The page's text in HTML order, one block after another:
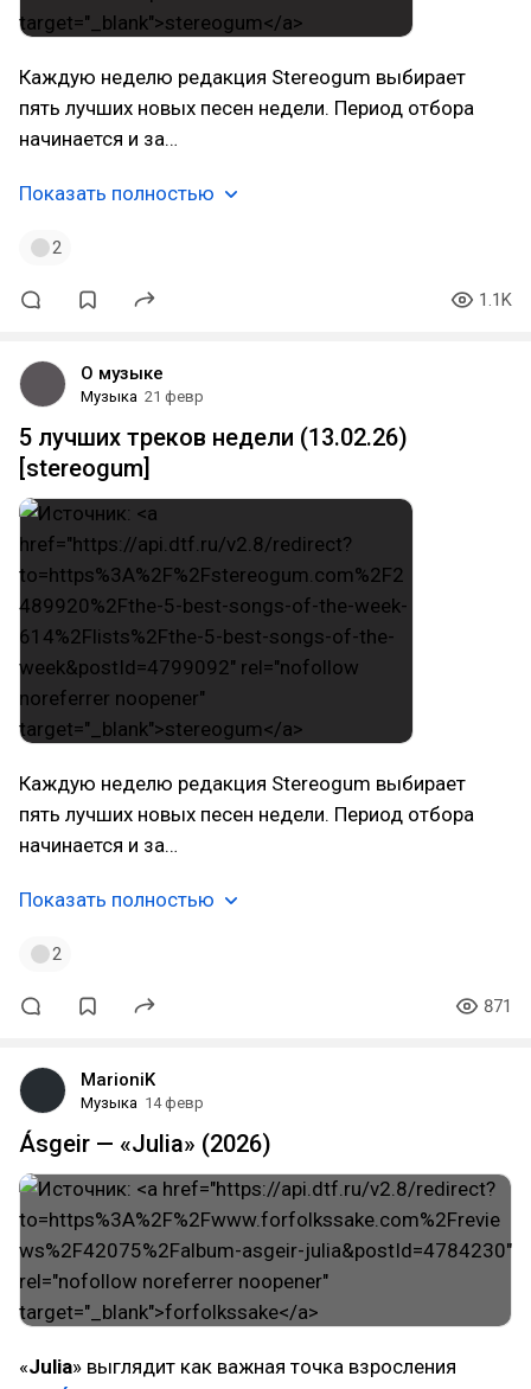
Каждую неделю редакция Stereogum выбирает
пять лучших новых песен недели. Период отбора
начинается и за…
Показать полностью
2
1.1K
О музыке
Музыка 21 февр
5 лучших треков недели (13.02.26)
[stereogum]
Каждую неделю редакция Stereogum выбирает
пять лучших новых песен недели. Период отбора
начинается и за…
Показать полностью
2
871
MarioniK
Музыка 14 февр
Ásgeir — «Julia» (2026)
«Julia» выглядит как важная точка взросления